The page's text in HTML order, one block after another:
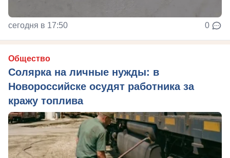
сегодня в 17:50 0
Общество
Солярка на личные нужды: в
Новороссийске осудят работника за
кражу топлива